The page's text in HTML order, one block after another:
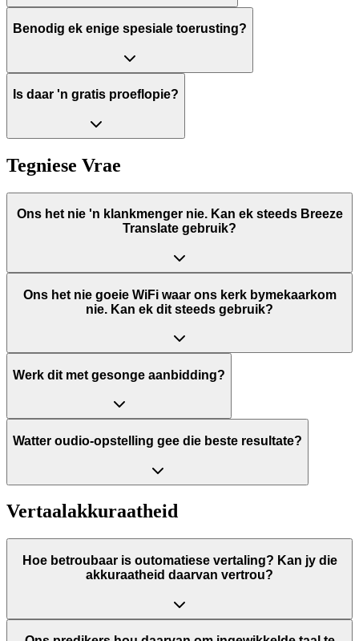
Benodig ek enige spesiale toerusting?
Is daar 'n gratis proeflopie?
Tegniese Vrae
Ons het nie 'n klankmenger nie. Kan ek steeds Breeze
Translate gebruik?
Ons het nie goeie WiFi waar ons kerk bymekaarkom
nie. Kan ek dit steeds gebruik?
Werk dit met gesonge aanbidding?
Watter oudio-opstelling gee die beste resultate?
Vertaalakkuraatheid
Hoe betroubaar is outomatiese vertaling? Kan jy die
akkuraatheid daarvan vertrou?